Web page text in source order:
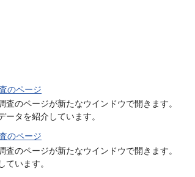
のページ
のページが新たなウインドウで開きます。
タを紹介しています。
のページ
のページが新たなウインドウで開きます。
ています。